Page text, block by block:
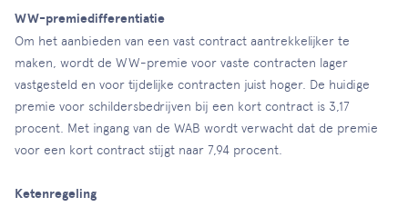
WW-premiedifferentiatie
Om het aanbieden van een vast contract aantrekkelijker te
maken, wordt de WW-premie voor vaste contracten lager
vastgesteld en voor tijdelijke contracten juist hoger. De huidige
premie voor schildersbedrijven bij een kort contract is 3,17
procent. Met ingang van de WAB wordt verwacht dat de premie
voor een kort contract stijgt naar 7,94 procent.
Ketenregeling